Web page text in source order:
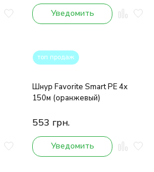
Уведомить
топ продаж
Шнур Favorite Smart PE 4x
150м (оранжевый)
553 грн.
Уведомить